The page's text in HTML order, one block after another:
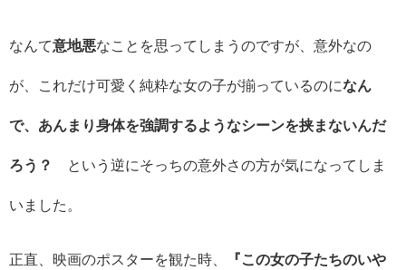
なんて意地悪なことを思ってしまうのですが、意外なの
が、これだけ可愛く純粋な女の子が揃っているのになん
で、あんまり身体を強調するようなシーンを挟まないんだ
ろう？ という逆にそっちの意外さの方が気になってしま
いました。
正直、映画のポスターを観た時、 『この女の子たちのいや